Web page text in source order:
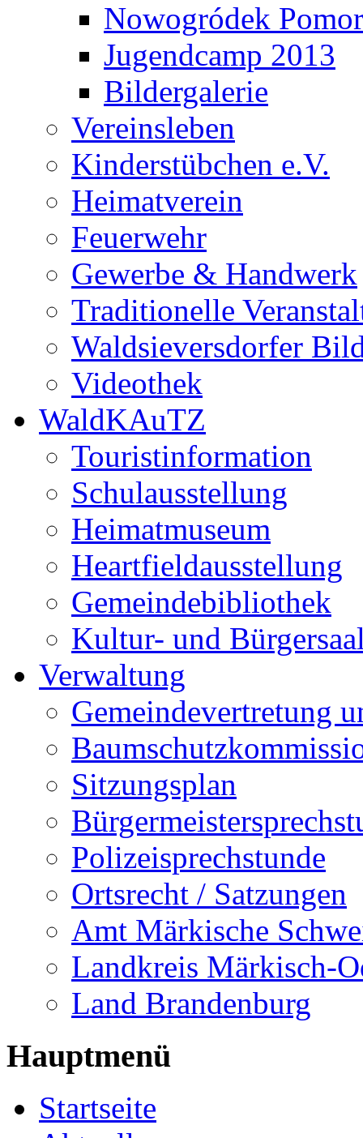
Nowogródek
Jugendcamp 2013
Bildergalerie
Vereinsleben
Kinderstübchen e.V.
Heimatverein
Feuerwehr
Gewerbe & Handwerk
Traditionelle
Waldsieversdorfer
Videothek
WaldKAuTZ
Touristinformation
Schulausstellung
Heimatmuseum
Heartfieldausstellung
Gemeindebibliothek
Kultur- und
Verwaltung
Gemeindevertretung
Sitzungsplan
Polizeisprechstunde
Ortsrecht / Satzungen
Amt Märkische
Landkreis Märkisch-
Land Brandenburg
Hauptmenü
Startseite